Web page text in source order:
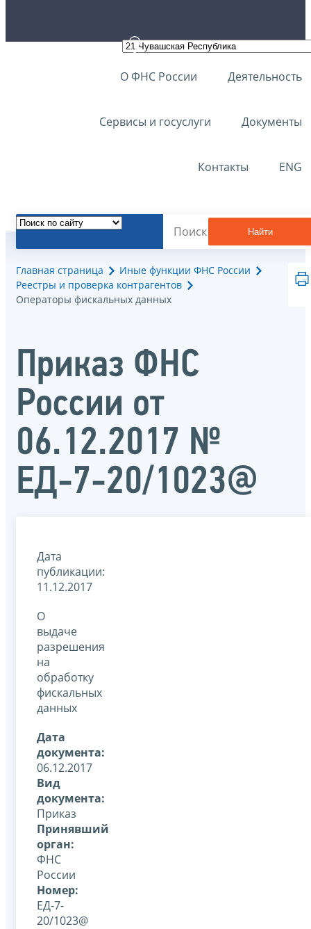
О ФНС России Деятельность
Сервисы и госуслуги Документы
Контакты ENG
Найти
Главная страница
Иные функции ФНС России
Реестры и проверка контрагентов
Операторы фискальных данных
Приказ ФНС
России от
06.12.2017 №
ЕД-7-20/1023@
Дата
публикации:
11.12.2017
О
выдаче
разрешения
на
обработку
фискальных
данных
Дата
документа:
06.12.2017
Вид
документа:
Приказ
Принявший
орган:
ФНС
России
Номер:
ЕД-7-
20/1023@